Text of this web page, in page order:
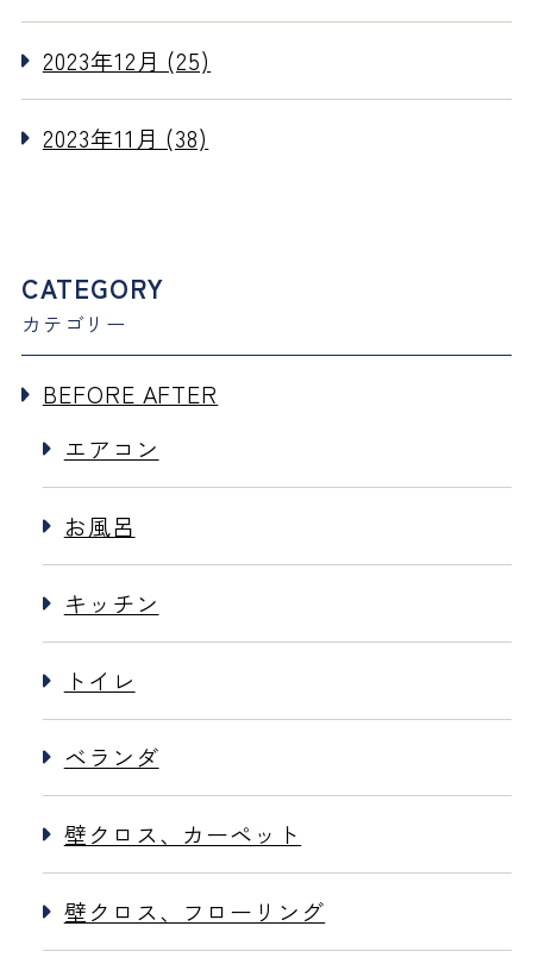
2023年12月 (25)
2023年11月 (38)
CATEGORY
カテゴリー
BEFORE AFTER
エアコン
お風呂
キッチン
トイレ
ベランダ
壁クロス、カーペット
壁クロス、フローリング